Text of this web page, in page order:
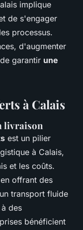
implique
de s'engager
processus.
d'augmenter
garantir une
à Calais
livraison
est un pilier
à Calais,
et les coûts.
offrant des
transport fluide
des
bénéficient